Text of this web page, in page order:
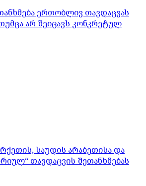
ერთობლივ თავდაცვას
არ შეიცავს კონკრეტულ
საუდის არაბეთისა და
თავდაცვის შეთანხმებას